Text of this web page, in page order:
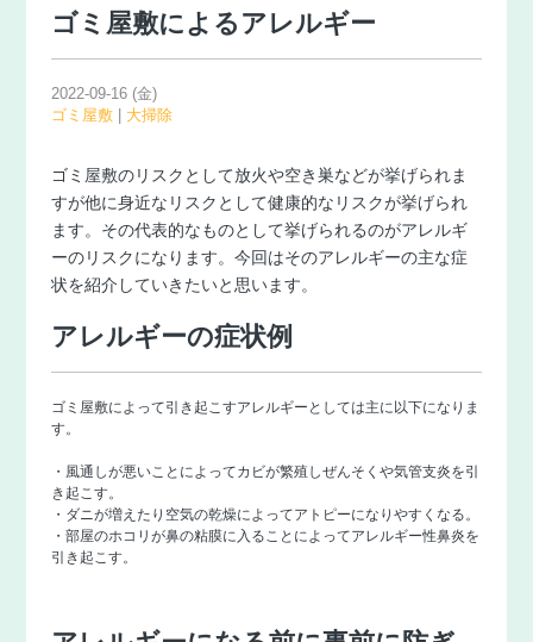
ゴミ屋敷によるアレルギー
2022-09-16 (金)
ゴミ屋敷| 大掃除
ゴミ屋敷のリスクとして放火や空き巣などが挙げられま
すが他に身近なリスクとして健康的なリスクが挙げられ
ます。その代表的なものとして挙げられるのがアレルギ
ーのリスクになります。今回はそのアレルギーの主な症
状を紹介していきたいと思います。
アレルギーの症状例
ゴミ屋敷によって引き起こすアレルギーとしては主に以下になりま
す。
・風通しが悪いことによってカビが繁殖しぜんそくや気管支炎を引
き起こす。
・ダニが増えたり空気の乾燥によってアトピーになりやすくなる。
・部屋のホコリが鼻の粘膜に入ることによってアレルギー性鼻炎を
引き起こす。